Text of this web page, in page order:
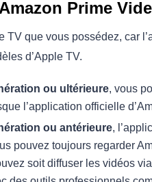
Prime
TV que vous possédez, car
d’Apple TV.
ou ultérieure, vous
l’application officielle
ou antérieure,
pouvez toujours regarder
soit diffuser les vidéos